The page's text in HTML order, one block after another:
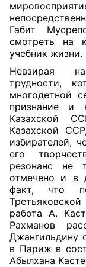
Габит
смотреть на
учебник жизни.
Невзирая
трудности,
многодетной
признание и
Казахской
Казахской
избирателей,
его
резонанс не
отмечено и в
факт, что по
работа А.
Рахманов
Джангильдину
в Париж в
Абылхана